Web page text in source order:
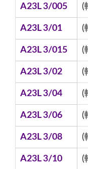
A23L 3/005 (
A23L 3/01 (
A23L 3/015 (
A23L 3/02 (
A23L 3/04 (
A23L 3/06 (
A23L 3/08 (
A23L 3/10 (